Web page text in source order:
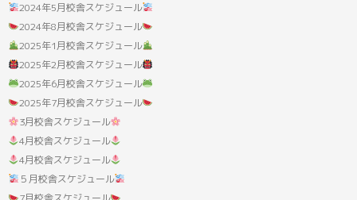
2024年5月校舎スケジュール
2024年8月校舎スケジュール
2025年1月校舎スケジュール
2025年2月校舎スケジュール
2025年6月校舎スケジュール
2025年7月校舎スケジュール
3月校舎スケジュール
4月校舎スケジュール
4月校舎スケジュール
５月校舎スケジュール